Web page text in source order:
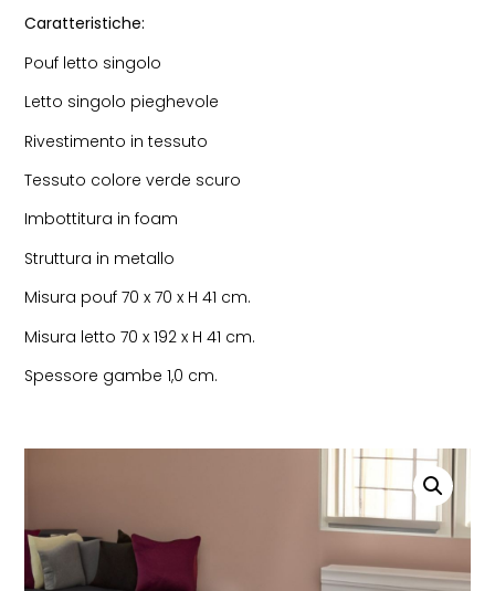
Caratteristiche:
Pouf letto singolo
Letto singolo pieghevole
Rivestimento in tessuto
Tessuto colore verde scuro
Imbottitura in foam
Struttura in metallo
Misura pouf 70 x 70 x H 41 cm.
Misura letto 70 x 192 x H 41 cm.
Spessore gambe 1,0 cm.